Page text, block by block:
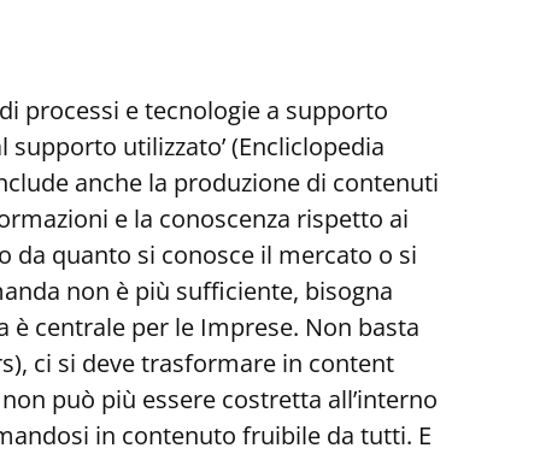
processi e tecnologie a supporto
utilizzato’ (Encliclopedia
anche la produzione di contenuti
e la conoscenza rispetto ai
quanto si conosce il mercato o si
non è più sufficiente, bisogna
centrale per le Imprese. Non basta
ci si deve trasformare in content
può più essere costretta all’interno
in contenuto fruibile da tutti. E